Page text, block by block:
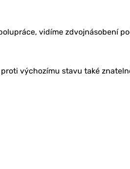
vidíme zdvojnásobení
výchozímu stavu také